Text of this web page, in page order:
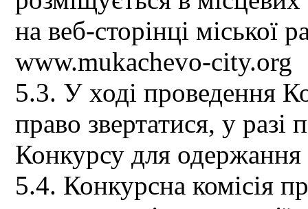
на веб-сторінці міської
www.mukachevo-city.org
5.3. У ході проведення
право звертатися, у разі
Конкурсу для одержання
5.4. Конкурсна комісія